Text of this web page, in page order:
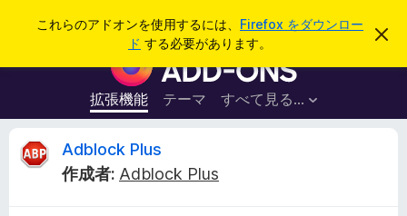
これらのアドオンを使用するには、 Firefox をダウンロー
ド する必要があります。
こ
を
F
i
r
e
x
拡張機能 テーマ すべて見る...
ログイン
A
Adblock Plus
作成者: Adblock Plus